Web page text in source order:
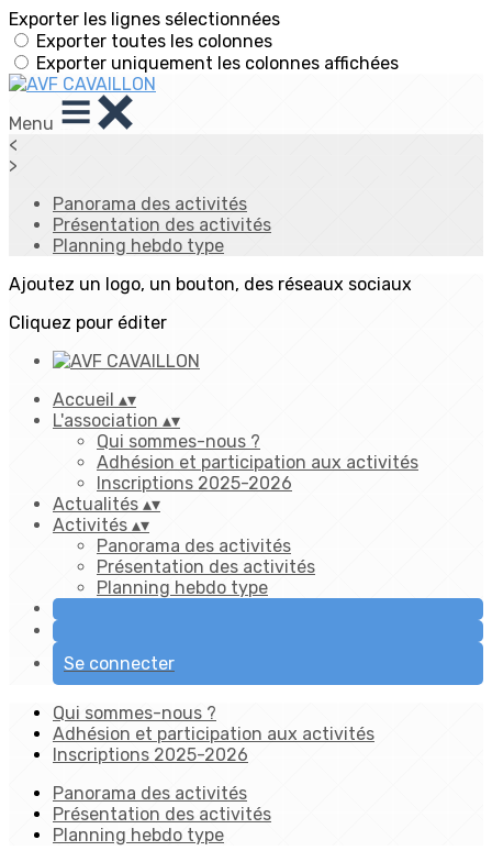
Exporter les lignes sélectionnées
Exporter toutes les colonnes
Exporter uniquement les colonnes affichées
Menu
<
>
Panorama des activités
Présentation des activités
Planning hebdo type
Ajoutez un logo, un bouton, des réseaux sociaux
Cliquez pour éditer
Accueil ▴▾
L'association ▴▾
Qui sommes-nous ?
Adhésion et participation aux activités
Inscriptions 2025-2026
Actualités ▴▾
Activités ▴▾
Panorama des activités
Présentation des activités
Planning hebdo type
Se connecter
Qui sommes-nous ?
Adhésion et participation aux activités
Inscriptions 2025-2026
Panorama des activités
Présentation des activités
Planning hebdo type